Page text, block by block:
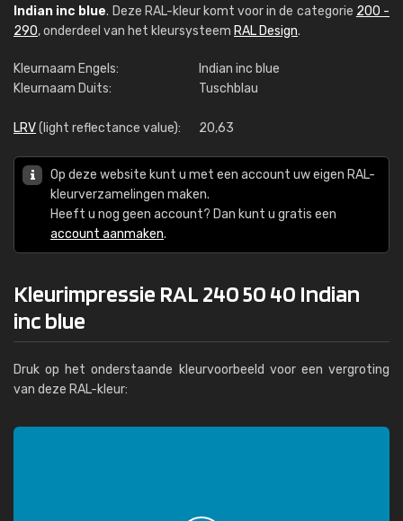
Indian inc blue. Deze RAL-kleur komt voor in de categorie 200 -
290, onderdeel van het kleursysteem RAL Design.
Kleurnaam Engels:
Indian inc blue
Kleurnaam Duits:
Tuschblau
LRV(light reflectance value): 20,63
Op deze website kunt u met een account uw eigen RAL-
kleurverzamelingen maken.
Heeft u nog geen account? Dan kunt u gratis een
account aanmaken.
Kleurimpressie RAL 240 50 40 Indian
inc blue
Druk op het onderstaande kleurvoorbeeld voor een vergroting
van deze RAL-kleur: